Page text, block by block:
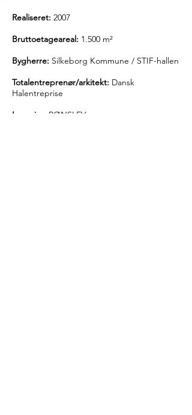
Realiseret: 2007
Bruttoetageareal: 1.500 m²
Bygherre: Silkeborg Kommune / STIF-hallen
Totalentreprenør/arkitekt: Dansk
Halentreprise
Ingeniør:
RØNSLEV